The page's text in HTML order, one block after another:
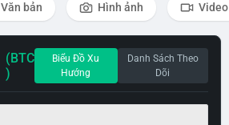
Văn bản Hình ảnh Video
(BTC
)
Biểu Đồ Xu
Hướng
Danh Sách Theo
Dõi